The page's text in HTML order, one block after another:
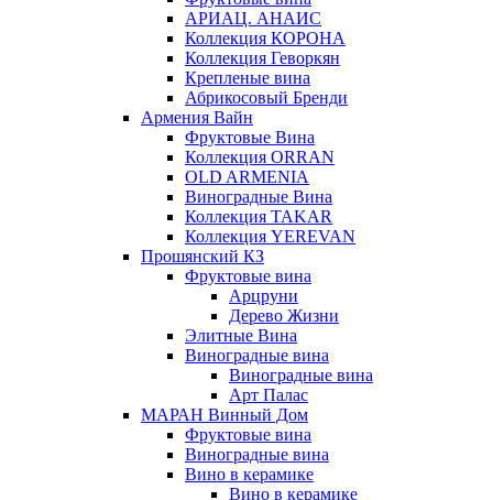
АРИАЦ. АНАИС
Коллекция КОРОНА
Коллекция Геворкян
Крепленые вина
Абрикосовый Бренди
Армения Вайн
Фруктовые Вина
Коллекция ORRAN
OLD ARMENIA
Виноградные Вина
Коллекция TAKAR
Коллекция YEREVAN
Прошянский КЗ
Фруктовые вина
Арцруни
Дерево Жизни
Элитные Вина
Виноградные вина
Виноградные вина
Арт Палас
МАРАН Винный Дом
Фруктовые вина
Виноградные вина
Вино в керамике
Вино в керамике